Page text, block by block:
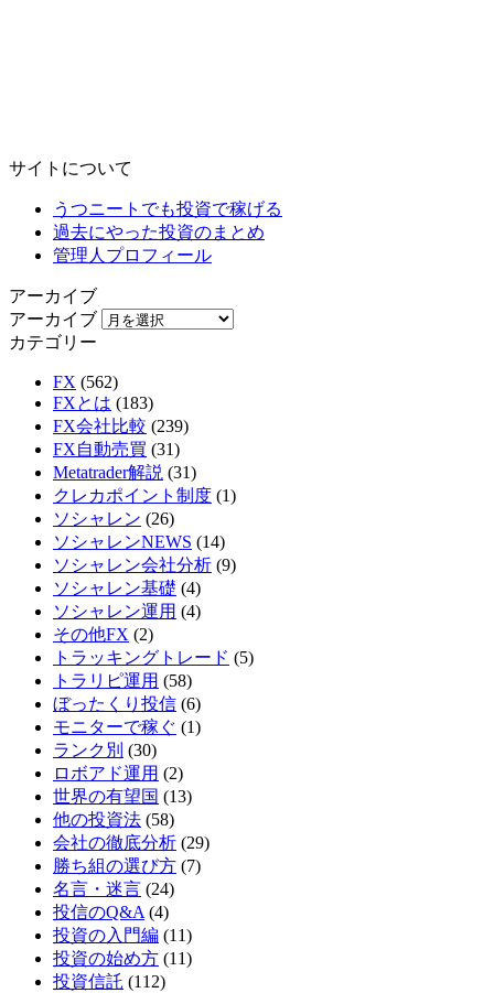
サイトについて
うつニートでも投資で稼げる
過去にやった投資のまとめ
管理人プロフィール
アーカイブ
アーカイブ
カテゴリー
FX (562)
FXとは (183)
FX会社比較 (239)
FX自動売買 (31)
Metatrader解説 (31)
クレカポイント制度 (1)
ソシャレン (26)
ソシャレンNEWS (14)
ソシャレン会社分析 (9)
ソシャレン基礎 (4)
ソシャレン運用 (4)
その他FX (2)
トラッキングトレード (5)
トラリピ運用 (58)
ぼったくり投信 (6)
モニターで稼ぐ (1)
ランク別 (30)
ロボアド運用 (2)
世界の有望国 (13)
他の投資法 (58)
会社の徹底分析 (29)
勝ち組の選び方 (7)
名言・迷言 (24)
投信のQ&A (4)
投資の入門編 (11)
投資の始め方 (11)
投資信託 (112)